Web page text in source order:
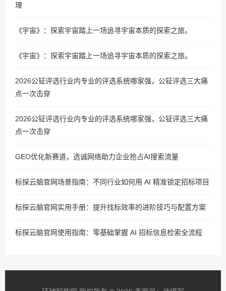
理
《宇宙》：探索宇宙踏上一场追寻宇宙本质的探索之旅。
《宇宙》：探索宇宙踏上一场追寻宇宙本质的探索之旅。
2026公钲评选行业内专业的评选系统哪家强，公钲评选三大痛
点一次击穿
2026公钲评选行业内专业的评选系统哪家强，公钲评选三大痛
点一次击穿
GEO优化新赛道，选诚网络助力企业抢占AI搜索流量
标探云脑官网场景指南：不同行业如何用 AI 精准锁定招标项目
标探云脑官网实用手册：提升找标效率的进阶技巧与配置方案
标探云脑官网使用指南：零基础掌握 AI 招标信息检索全流程